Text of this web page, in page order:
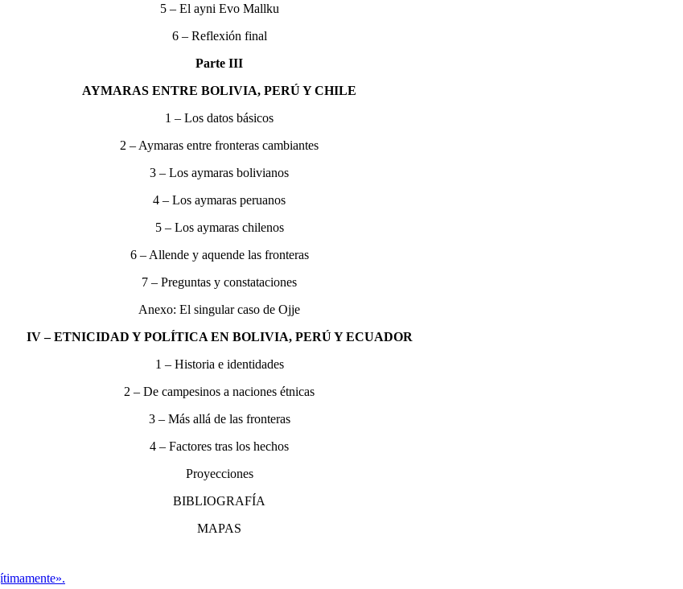
5 – El ayni Evo Mallku
6 – Reflexión final
Parte III
AYMARAS ENTRE BOLIVIA, PERÚ Y CHILE
1 – Los datos básicos
2 – Aymaras entre fronteras cambiantes
3 – Los aymaras bolivianos
4 – Los aymaras peruanos
5 – Los aymaras chilenos
6 – Allende y aquende las fronteras
7 – Preguntas y constataciones
Anexo: El singular caso de Ojje
IV – ETNICIDAD Y POLÍTICA EN BOLIVIA, PERÚ Y ECUADOR
1 – Historia e identidades
2 – De campesinos a naciones étnicas
3 – Más allá de las fronteras
4 – Factores tras los hechos
Proyecciones
BIBLIOGRAFÍA
MAPAS